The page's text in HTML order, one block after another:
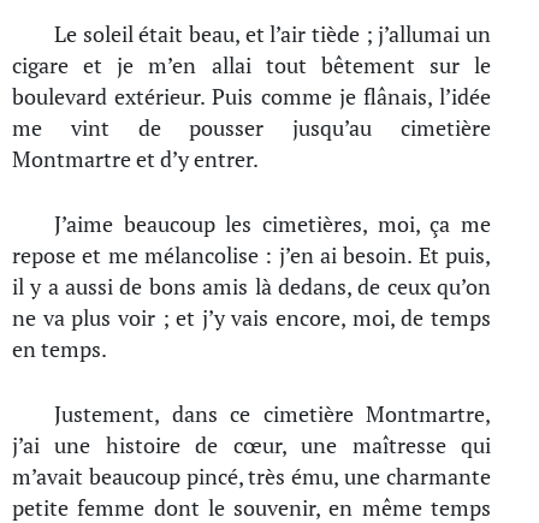
Le soleil était beau, et l’air tiède ; j’allumai un
cigare et je m’en allai tout bêtement sur le
boulevard extérieur. Puis comme je flânais, l’idée
me vint de pousser jusqu’au cimetière
Montmartre et d’y entrer.
J’aime beaucoup les cimetières, moi, ça me
repose et me mélancolise : j’en ai besoin. Et puis,
il y a aussi de bons amis là dedans, de ceux qu’on
ne va plus voir ; et j’y vais encore, moi, de temps
en temps.
Justement, dans ce cimetière Montmartre,
j’ai une histoire de cœur, une maîtresse qui
m’avait beaucoup pincé, très ému, une charmante
petite femme dont le souvenir, en même temps